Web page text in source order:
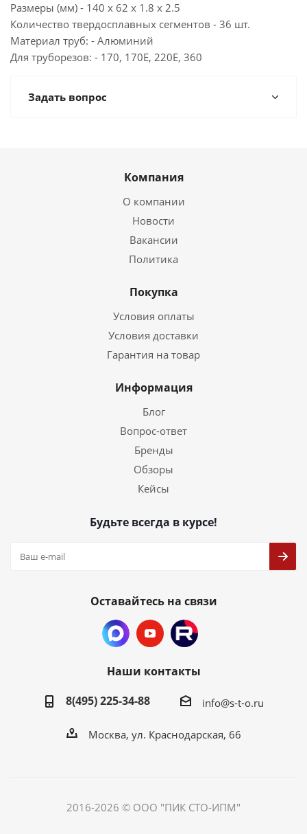
Размеры (мм) - 140 x 62 x 1.8 x 2.5
Количество твердосплавных сегментов - 36 шт.
Материал труб: - Алюминий
Для труборезов: - 170, 170E, 220E, 360
Задать вопрос
Компания
О компании
Новости
Вакансии
Политика
Покупка
Условия оплаты
Условия доставки
Гарантия на товар
Информация
Блог
Вопрос-ответ
Бренды
Обзоры
Кейсы
Будьте всегда в курсе!
Оставайтесь на связи
Наши контакты
8(495) 225-34-88
info@s-t-o.ru
Москва, ул. Краснодарская, 66
2016-2026 © ООО "ПИК СТО-ИПМ"